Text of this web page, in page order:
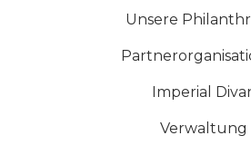
Unsere
Imperial
Verwaltung